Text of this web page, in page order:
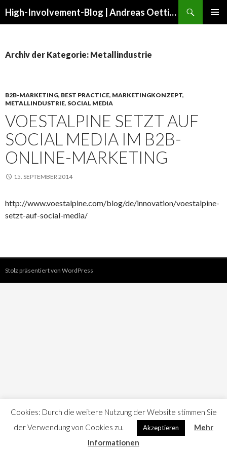
High-Involvement-Blog | Andreas Oettinger
Archiv der Kategorie: Metallindustrie
B2B-MARKETING, BEST PRACTICE, MARKETINGKONZEPT,
METALLINDUSTRIE, SOCIAL MEDIA
VOESTALPINE SETZT AUF
SOCIAL MEDIA IM B2B-
ONLINE-MARKETING
15. SEPTEMBER 2014
http://www.voestalpine.com/blog/de/innovation/voestalpine-
setzt-auf-social-media/
Stolz präsentiert von WordPress
Cookies: Durch die weitere Nutzung der Website stimmen Sie
der Verwendung von Cookies zu.
Akzeptieren
Mehr
Informationen